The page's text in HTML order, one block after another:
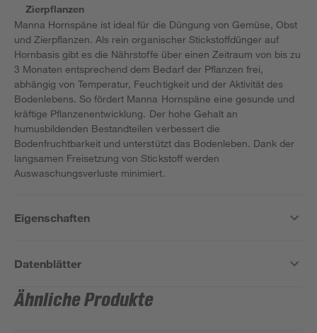
Zierpflanzen
Manna Hornspäne ist ideal für die Düngung von Gemüse, Obst
und Zierpflanzen. Als rein organischer Stickstoffdünger auf
Hornbasis gibt es die Nährstoffe über einen Zeitraum von bis zu
3 Monaten entsprechend dem Bedarf der Pflanzen frei,
abhängig von Temperatur, Feuchtigkeit und der Aktivität des
Bodenlebens. So fördert Manna Hornspäne eine gesunde und
kräftige Pflanzenentwicklung. Der hohe Gehalt an
humusbildenden Bestandteilen verbessert die
Bodenfruchtbarkeit und unterstützt das Bodenleben. Dank der
langsamen Freisetzung von Stickstoff werden
Auswaschungsverluste minimiert.
Eigenschaften
Datenblätter
Ähnliche Produkte